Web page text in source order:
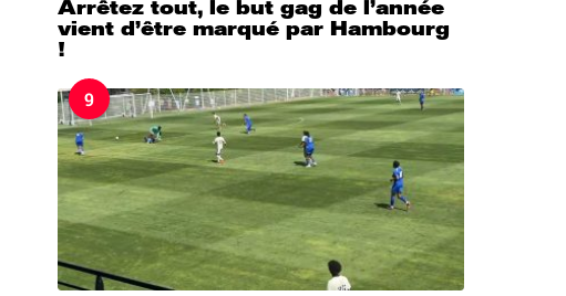
Arrêtez tout, le but gag de l’année
vient d’être marqué par Hambourg
!
9